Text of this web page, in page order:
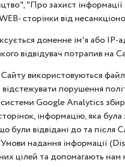
"Про захист
сторінки від
доменне ім'я або IP-
відвідувач потрапив на
використовуються
порушення
Google Analytics
інформацію, яка
були відвідані до та
Умови надання інформації
цілей та допомагають